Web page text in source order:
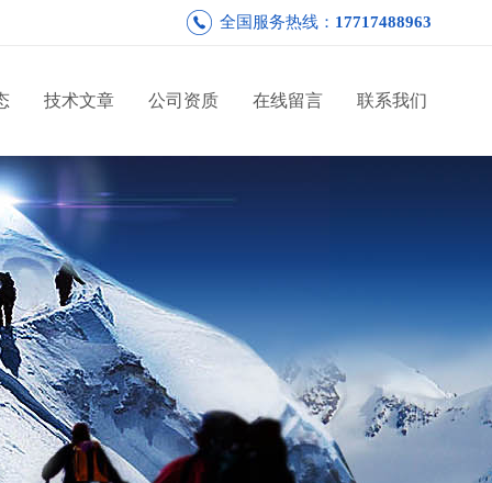
全国服务热线： 17717488963
技术文章 公司资质 在线留言 联系我们